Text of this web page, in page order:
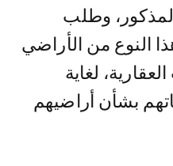
المذكور، وطلب
النوع من الأراضي
لغاية
بشأن أراضيهم